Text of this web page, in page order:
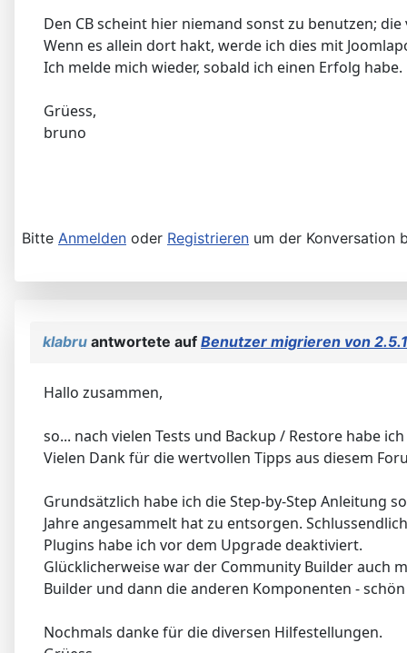
Den CB scheint hier niemand sonst zu benutzen;
Wenn es allein dort hakt, werde ich dies mit
Ich melde mich wieder, sobald ich einen Erfolg habe.
Grüess,
bruno
Bitte Anmelden oder Registrieren um der Konversation
klabru antwortete auf Benutzer migrieren von
Hallo zusammen,
so... nach vielen Tests und Backup / Restore habe
Vielen Dank für die wertvollen Tipps aus diesem
Grundsätzlich habe ich die Step-by-Step Anleitung
Jahre angesammelt hat zu entsorgen.
Plugins habe ich vor dem Upgrade deaktiviert.
Glücklicherweise war der Community Builder auch
Builder und dann die anderen Komponenten -
Nochmals danke für die diversen Hilfestellungen.